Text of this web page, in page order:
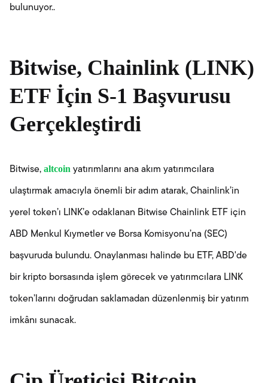
bulunuyor..
Bitwise, Chainlink (LINK)
ETF İçin S-1 Başvurusu
Gerçekleştirdi
Bitwise, altcoin yatırımlarını ana akım yatırımcılara
ulaştırmak amacıyla önemli bir adım atarak, Chainlink’in
yerel token’ı LINK’e odaklanan Bitwise Chainlink ETF için
ABD Menkul Kıymetler ve Borsa Komisyonu’na (SEC)
başvuruda bulundu. Onaylanması halinde bu ETF, ABD'de
bir kripto borsasında işlem görecek ve yatırımcılara LINK
token’larını doğrudan saklamadan düzenlenmiş bir yatırım
imkânı sunacak.